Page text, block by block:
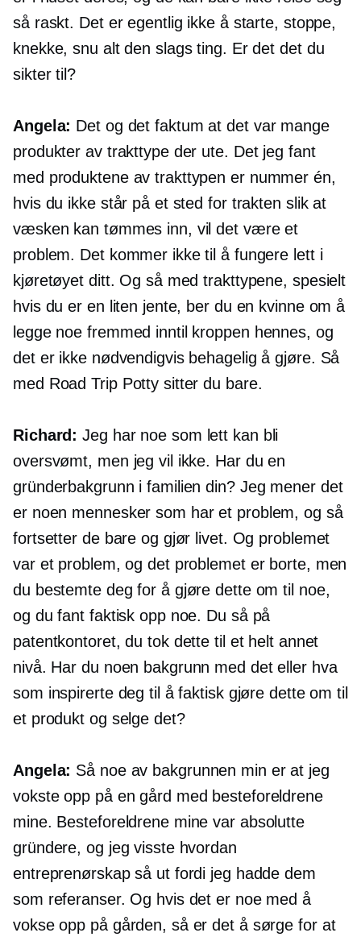
så raskt. Det er egentlig ikke å starte, stoppe,
knekke, snu alt den slags ting. Er det det du
sikter til?
Angela: Det og det faktum at det var mange
produkter av trakttype der ute. Det jeg fant
med produktene av trakttypen er nummer én,
hvis du ikke står på et sted for trakten slik at
væsken kan tømmes inn, vil det være et
problem. Det kommer ikke til å fungere lett i
kjøretøyet ditt. Og så med trakttypene, spesielt
hvis du er en liten jente, ber du en kvinne om å
legge noe fremmed inntil kroppen hennes, og
det er ikke nødvendigvis behagelig å gjøre. Så
med Road Trip Potty sitter du bare.
Richard: Jeg har noe som lett kan bli
oversvømt, men jeg vil ikke. Har du en
gründerbakgrunn i familien din? Jeg mener det
er noen mennesker som har et problem, og så
fortsetter de bare og gjør livet. Og problemet
var et problem, og det problemet er borte, men
du bestemte deg for å gjøre dette om til noe,
og du fant faktisk opp noe. Du så på
patentkontoret, du tok dette til et helt annet
nivå. Har du noen bakgrunn med det eller hva
som inspirerte deg til å faktisk gjøre dette om til
et produkt og selge det?
Angela: Så noe av bakgrunnen min er at jeg
vokste opp på en gård med besteforeldrene
mine. Besteforeldrene mine var absolutte
gründere, og jeg visste hvordan
entreprenørskap så ut fordi jeg hadde dem
som referanser. Og hvis det er noe med å
vokse opp på gården, så er det å sørge for at